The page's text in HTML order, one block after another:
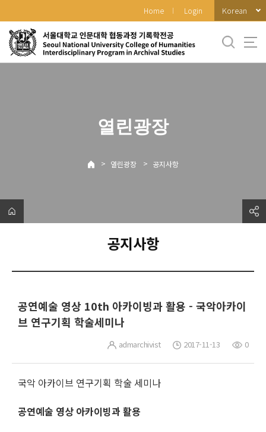
로
메
Home Login Korean
열린광장
> 열린광장 > 공지사항
공지사항
공연예술 영상 10th 아카이빙과 활용 - 국악아카이
브 연구기획 학술세미나
admarchivist 2017-11-13 0
국악 아카이브 연구기획 학술 세미나
공연예술 영상 아카이빙과 활용